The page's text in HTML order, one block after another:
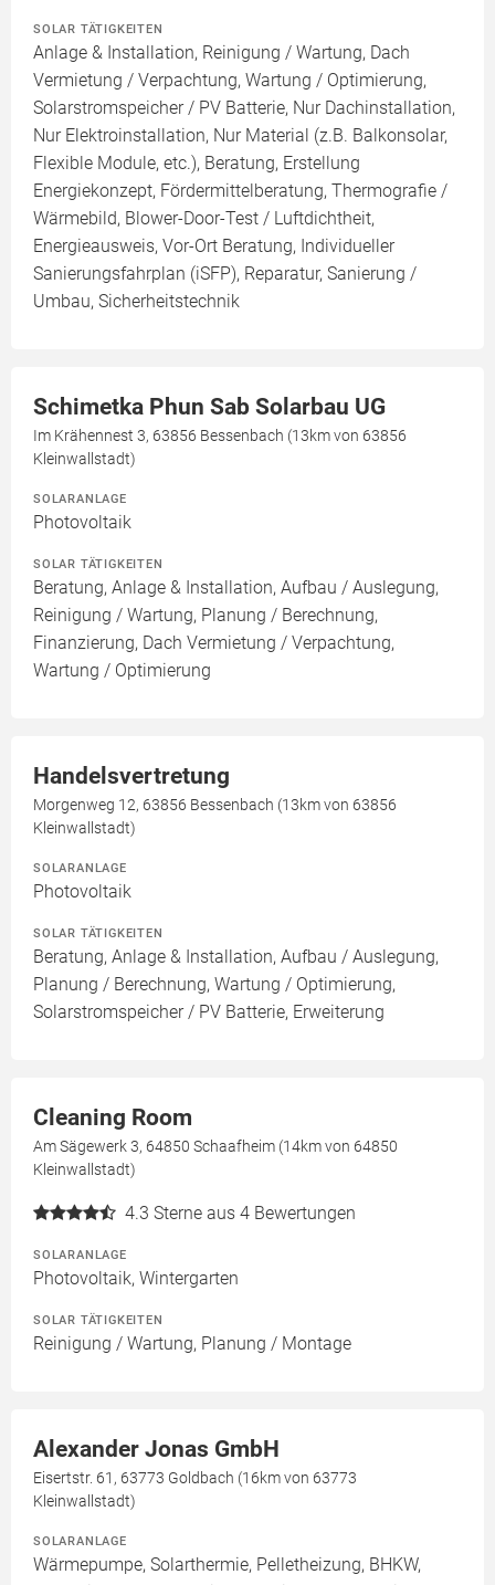
SOLAR TÄTIGKEITEN
Anlage & Installation, Reinigung / Wartung, Dach
Vermietung / Verpachtung, Wartung / Optimierung,
Solarstromspeicher / PV Batterie, Nur Dachinstallation,
Nur Elektroinstallation, Nur Material (z.B. Balkonsolar,
Flexible Module, etc.), Beratung, Erstellung
Energiekonzept, Fördermittelberatung, Thermografie /
Wärmebild, Blower-Door-Test / Luftdichtheit,
Energieausweis, Vor-Ort Beratung, Individueller
Sanierungsfahrplan (iSFP), Reparatur, Sanierung /
Umbau, Sicherheitstechnik
Schimetka Phun Sab Solarbau UG
Im Krähennest 3, 63856 Bessenbach (13km von 63856
Kleinwallstadt)
SOLARANLAGE
Photovoltaik
SOLAR TÄTIGKEITEN
Beratung, Anlage & Installation, Aufbau / Auslegung,
Reinigung / Wartung, Planung / Berechnung,
Finanzierung, Dach Vermietung / Verpachtung,
Wartung / Optimierung
Handelsvertretung
Morgenweg 12, 63856 Bessenbach (13km von 63856
Kleinwallstadt)
SOLARANLAGE
Photovoltaik
SOLAR TÄTIGKEITEN
Beratung, Anlage & Installation, Aufbau / Auslegung,
Planung / Berechnung, Wartung / Optimierung,
Solarstromspeicher / PV Batterie, Erweiterung
Cleaning Room
Am Sägewerk 3, 64850 Schaafheim (14km von 64850
Kleinwallstadt)
4.3 Sterne aus 4 Bewertungen
SOLARANLAGE
Photovoltaik, Wintergarten
SOLAR TÄTIGKEITEN
Reinigung / Wartung, Planung / Montage
Alexander Jonas GmbH
Eisertstr. 61, 63773 Goldbach (16km von 63773
Kleinwallstadt)
SOLARANLAGE
Wärmepumpe, Solarthermie, Pelletheizung, BHKW,